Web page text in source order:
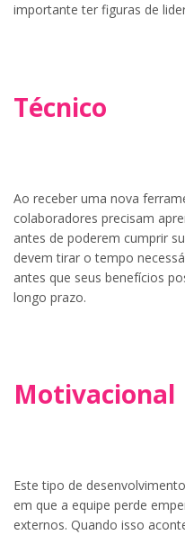
importante ter figuras de
Técnico
Ao receber uma nova
colaboradores precisam
antes de poderem cumprir
devem tirar o tempo
antes que seus benefícios
longo prazo.
Motivacional
Este tipo de
em que a equipe perde
externos. Quando isso